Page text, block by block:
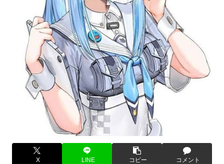
X LINE コピー コメント